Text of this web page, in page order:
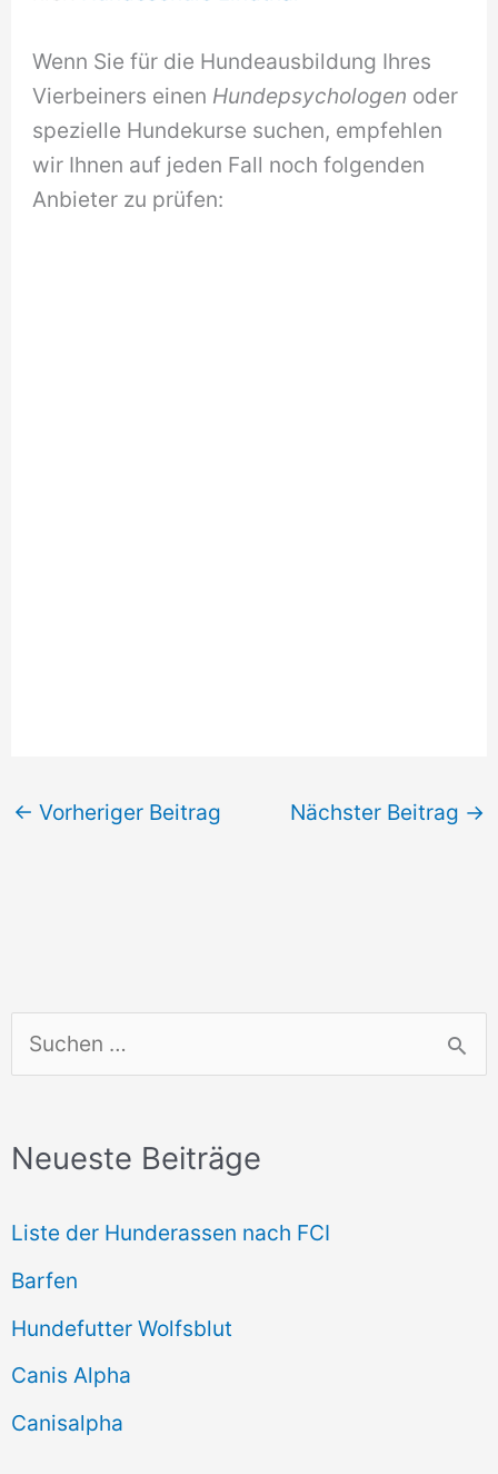
u
h
n
n
a
c
h
Neueste Beiträge
Liste der Hunderassen nach FCI
Barfen
Hundefutter Wolfsblut
Canis Alpha
Canisalpha
Wenn Sie für die Hundeausbildung Ihres
Vierbeiners einen Hundepsychologen oder
spezielle Hundekurse suchen, empfehlen
wir Ihnen auf jeden Fall noch folgenden
Anbieter zu prüfen:
← Vorheriger Beitrag Nächster Beitrag →